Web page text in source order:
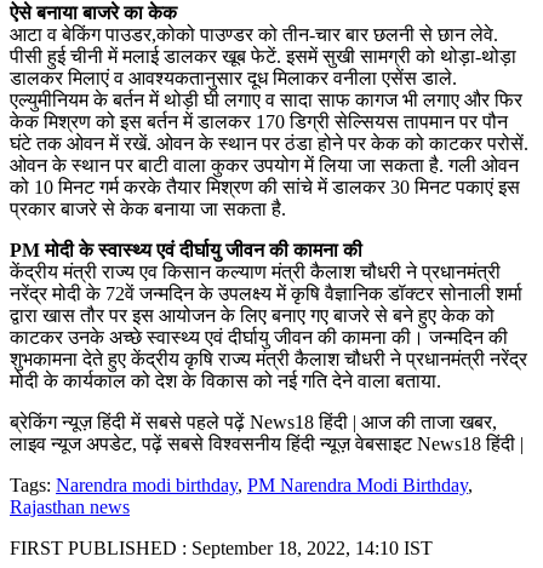
ऐसे बनाया बाजरे का केक
आटा व बेकिंग पाउडर,कोको पाउण्डर को तीन-चार बार छलनी से छान लेवे.
पीसी हुई चीनी में मलाई डालकर खूब फेटें. इसमें सुखी सामग्री को थोड़ा-थोड़ा
डालकर मिलाएं व आवश्यकतानुसार दूध मिलाकर वनीला एसेंस डाले.
एल्युमीनियम के बर्तन में थोड़ी घी लगाए व सादा साफ कागज भी लगाए और फिर
केक मिश्रण को इस बर्तन में डालकर 170 डिग्री सेल्सियस तापमान पर पौन
घंटे तक ओवन में रखें. ओवन के स्थान पर ठंडा होने पर केक को काटकर परोसें.
ओवन के स्थान पर बाटी वाला कुकर उपयोग में लिया जा सकता है. गली ओवन
को 10 मिनट गर्म करके तैयार मिश्रण की सांचे में डालकर 30 मिनट पकाएं इस
प्रकार बाजरे से केक बनाया जा सकता है.
PM मोदी के स्वास्थ्य एवं दीर्घायु जीवन की कामना की
केंद्रीय मंत्री राज्य एव किसान कल्याण मंत्री कैलाश चौधरी ने प्रधानमंत्री
नरेंद्र मोदी के 72वें जन्मदिन के उपलक्ष्य में कृषि वैज्ञानिक डॉक्टर सोनाली शर्मा
द्वारा खास तौर पर इस आयोजन के लिए बनाए गए बाजरे से बने हुए केक को
काटकर उनके अच्छे स्वास्थ्य एवं दीर्घायु जीवन की कामना की। जन्मदिन की
शुभकामना देते हुए केंद्रीय कृषि राज्य मंत्री कैलाश चौधरी ने प्रधानमंत्री नरेंद्र
मोदी के कार्यकाल को देश के विकास को नई गति देने वाला बताया.
ब्रेकिंग न्यूज़ हिंदी में सबसे पहले पढ़ें News18 हिंदी | आज की ताजा खबर,
लाइव न्यूज अपडेट, पढ़ें सबसे विश्वसनीय हिंदी न्यूज़ वेबसाइट News18 हिंदी |
Tags: Narendra modi birthday, PM Narendra Modi Birthday,
Rajasthan news
FIRST PUBLISHED : September 18, 2022, 14:10 IST